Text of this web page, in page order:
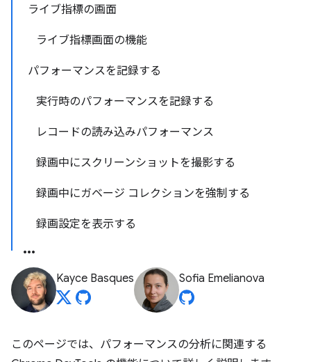
ライブ指標の画面
ライブ指標画面の機能
パフォーマンスを記録する
実行時のパフォーマンスを記録する
レコードの読み込みパフォーマンス
録画中にスクリーンショットを撮影する
録画中にガベージ コレクションを強制する
録画設定を表示する
Kayce Basques Sofia Emelianova
このページでは、パフォーマンスの分析に関連する